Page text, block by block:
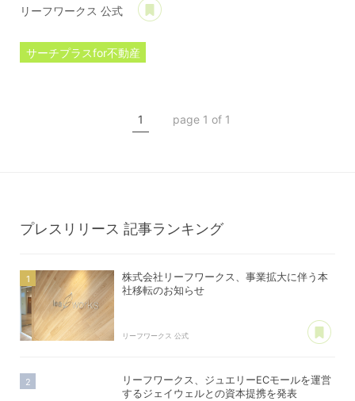
リーフワークス 公式
サーチプラスfor不動産
1 page 1 of 1
プレスリリース 記事ランキング
株式会社リーフワークス、事業拡大に伴う本
社移転のお知らせ
リーフワークス 公式
リーフワークス、ジュエリーECモールを運営
するジェイウェルとの資本提携を発表